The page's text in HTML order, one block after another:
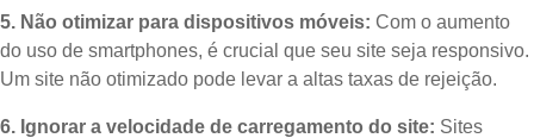
5. Não otimizar para dispositivos móveis: Com o aumento
do uso de smartphones, é crucial que seu site seja responsivo.
Um site não otimizado pode levar a altas taxas de rejeição.
6. Ignorar a velocidade de carregamento do site: Sites